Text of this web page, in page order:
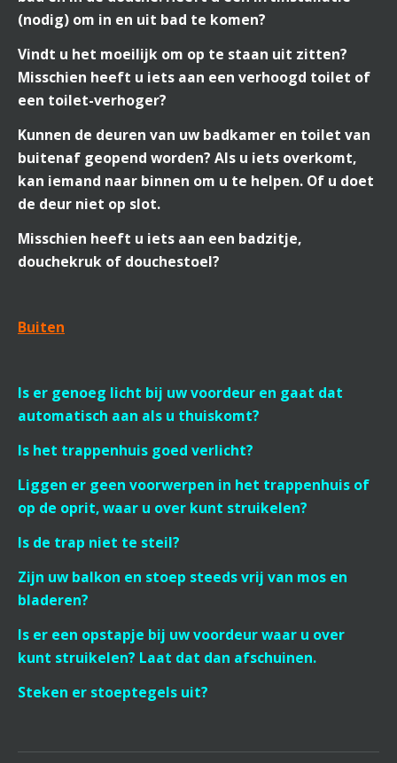
(nodig) om in en uit bad te komen?
Vindt u het moeilijk om op te staan uit zitten?
Misschien heeft u iets aan een verhoogd toilet of
een toilet-verhoger?
Kunnen de deuren van uw badkamer en toilet van
buitenaf geopend worden? Als u iets overkomt,
kan iemand naar binnen om u te helpen. Of u doet
de deur niet op slot.
Misschien heeft u iets aan een badzitje,
douchekruk of douchestoel?
Buiten
Is er genoeg licht bij uw voordeur en gaat dat
automatisch aan als u thuiskomt?
Is het trappenhuis goed verlicht?
Liggen er geen voorwerpen in het trappenhuis of
op de oprit, waar u over kunt struikelen?
Is de trap niet te steil?
Zijn uw balkon en stoep steeds vrij van mos en
bladeren?
Is er een opstapje bij uw voordeur waar u over
kunt struikelen? Laat dat dan afschuinen.
Steken er stoeptegels uit?